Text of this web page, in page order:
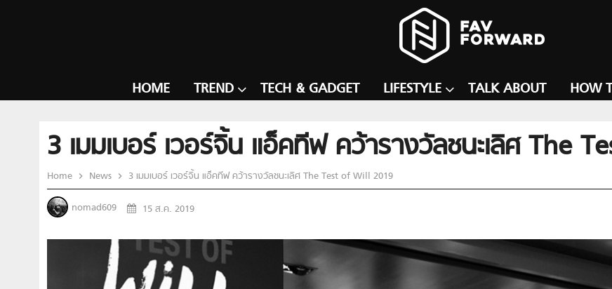
HOME TREND TECH & GADGET LIFESTYLE TALK ABOUT HOW
3 เมมเบอร์ เวอร์จิ้น แอ็คทีฟ คว้ารางวัลชนะเลิศ The
Home News 3 เมมเบอร์ เวอร์จิ้น แอ็คทีฟ คว้ารางวัลชนะเลิศ The Test of Will 2019
nomad609 15 ส.ค. 2019